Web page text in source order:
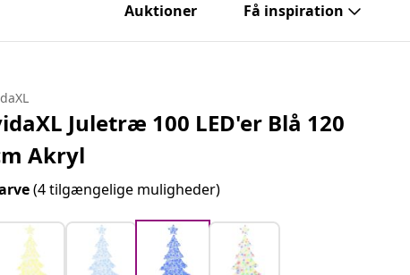
Auktioner Få inspiration
Juletræ 100 LED'er Blå 120
Akryl
(4 tilgængelige muligheder)